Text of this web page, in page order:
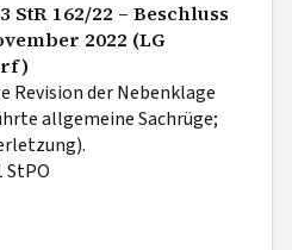
StR 162/22 – Beschluss
2022 (LG
Revision der Nebenklage
allgemeine Sachrüge;
StPO